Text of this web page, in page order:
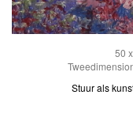
50
Stuur als